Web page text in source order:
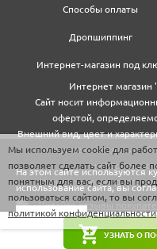
УЗНАТЬ О
Способы оплаты
Дропшиппинг
Интернет-магазин под
Интернет
Сайт носит
офертой,
Внешний вид, цвет и
могут не совпадать с
информацию
Цены и условия
На этом сайте используются
использование сайта, вы
Закрыть
Мы используем cookie для
позволяет сделать сайт более
понятным для вас, если вы
пользоваться сайтом, то вы
политикой конфиденциальности